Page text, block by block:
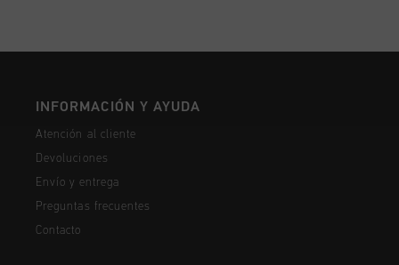
INFORMACIÓN Y AYUDA
Atención al cliente
Devoluciones
Envío y entrega
Preguntas frecuentes
Contacto